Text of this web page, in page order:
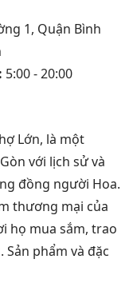
1, Quận Bình
5:00 - 20:00
Lớn, là một
với lịch sử và
đồng người Hoa.
thương mại của
họ mua sắm, trao
phẩm và đặc